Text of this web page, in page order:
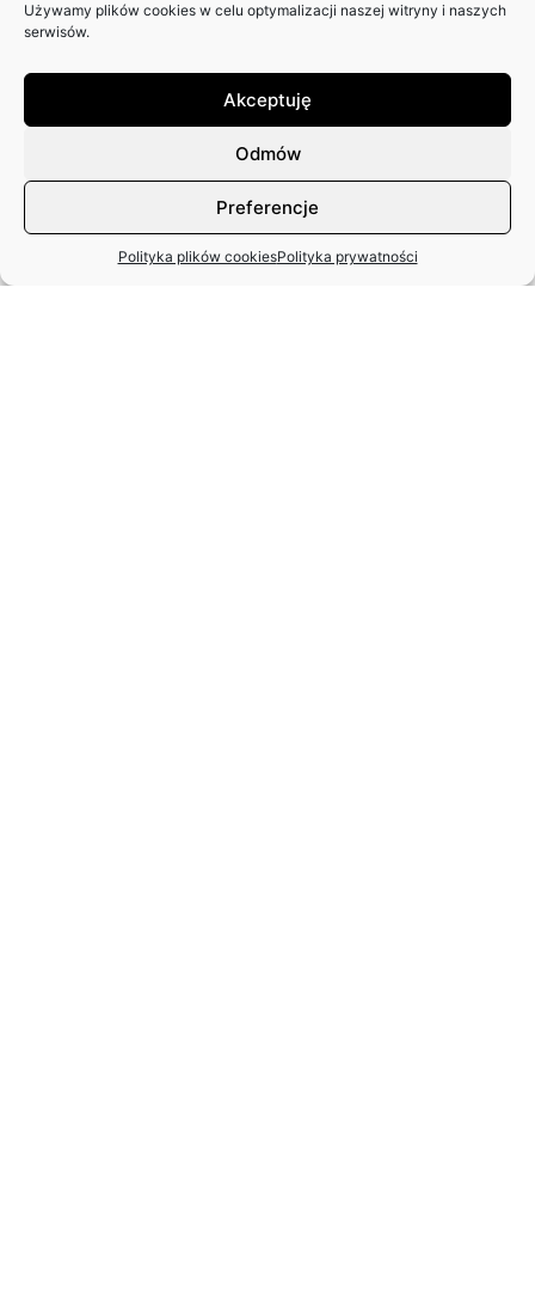
Używamy plików cookies w celu optymalizacji naszej witryny i naszych
serwisów.
Akceptuję
Odmów
Preferencje
Polityka plików cookiesPolityka prywatności
ZAPRASZAMY DO NADSYŁANIA
PISMA: SCENY POLSKIE